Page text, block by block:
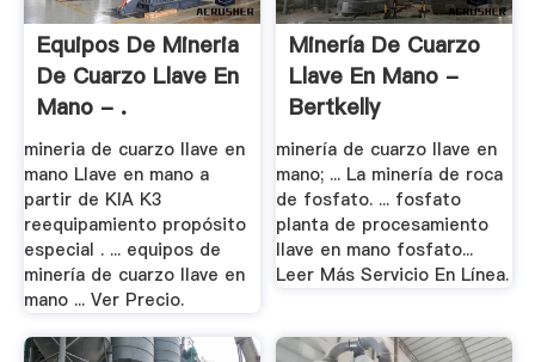
Equipos De Mineria
De Cuarzo Llave En
Mano - .
mineria de cuarzo llave en
mano Llave en mano a
partir de KIA K3
reequipamiento propósito
especial . ... equipos de
minería de cuarzo llave en
mano ... Ver Precio.
Minería De Cuarzo
Llave En Mano -
Bertkelly
minería de cuarzo llave en
mano; ... La minería de roca
de fosfato. ... fosfato
planta de procesamiento
llave en mano fosfato...
Leer Más Servicio En Línea.